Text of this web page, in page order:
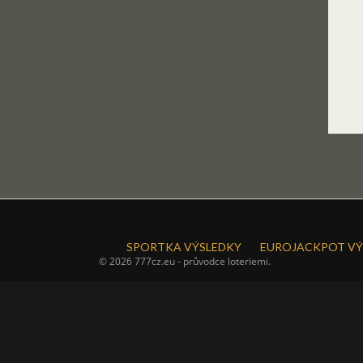
SPORTKA VÝSLEDKY EUROJACKPOT
© 2026 777cz.eu - průvodce loteriemi.